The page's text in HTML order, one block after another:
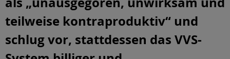
teilweise kontraproduktiv“ und
schlug vor, stattdessen das VVS-